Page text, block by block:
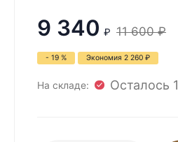
9 340 ₽ 11 600 ₽
- 19 % Экономия 2 260 ₽
На складе: Осталось 1